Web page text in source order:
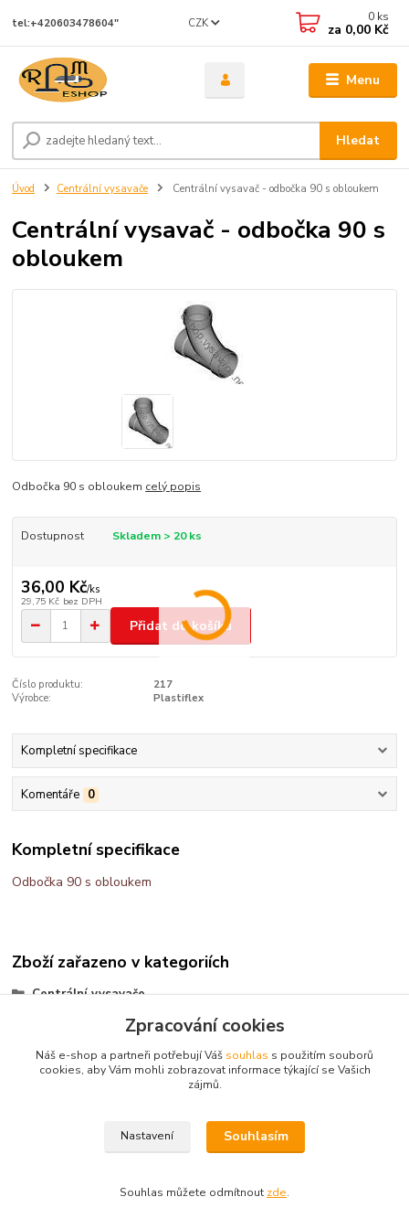
Menu
CZK
Hledat
tel:+420603478604" 0 ks
za 0,00 Kč
Úvod Centrální vysavače Centrální vysavač - odbočka 90 s obloukem
Centrální vysavač - odbočka 90 s
obloukem
Odbočka 90 s obloukem celý popis
Dostupnost Skladem > 20 ks
36,00 Kč/ks
29,75 Kč bez DPH
Přidat do košíku
Číslo produktu:
217
Výrobce:
Plastiflex
Kompletní specifikace
Komentáře 0
Kompletní specifikace
Odbočka 90 s obloukem
Zboží zařazeno v kategoriích
Centrální vysavače
Zpracování cookies
Náš e-shop a partneři potřebují Váš souhlas s použitím souborů
cookies, aby Vám mohli zobrazovat informace týkající se Vašich
zájmů.
Nastavení Souhlasím
Souhlas můžete odmítnout zde.